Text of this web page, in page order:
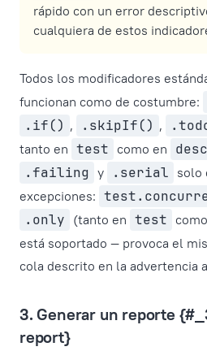
rápido con un error
cualquiera de estos
Todos los modificadores
funcionan como de costumbre:
.if() , .skipIf() ,
tanto en test como en
.failing y .serial solo
excepciones:
.only (tanto en test
está soportado — provoca el
cola descrito en la advertencia
3. Generar un reporte
report}